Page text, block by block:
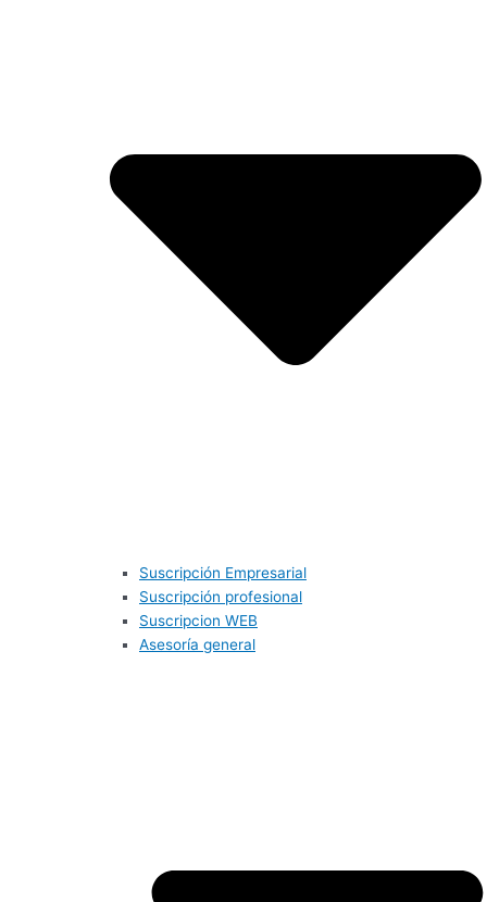
Suscripción Empresarial
Suscripción profesional
Suscripcion WEB
Asesoría general